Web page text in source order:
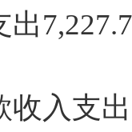
出
收入支